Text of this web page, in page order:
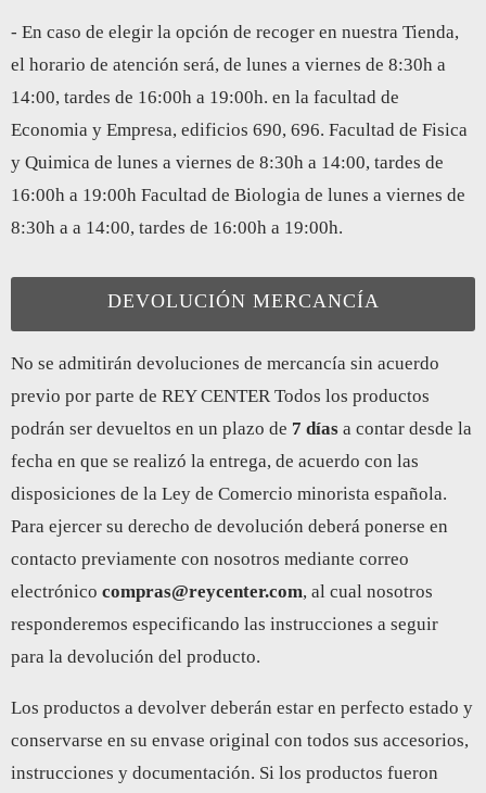
- En caso de elegir la opción de recoger en nuestra Tienda,
el horario de atención será, de lunes a viernes de 8:30h a
14:00, tardes de 16:00h a 19:00h. en la facultad de
Economia y Empresa, edificios 690, 696. Facultad de Fisica
y Quimica de lunes a viernes de 8:30h a 14:00, tardes de
16:00h a 19:00h Facultad de Biologia de lunes a viernes de
8:30h a a 14:00, tardes de 16:00h a 19:00h.
DEVOLUCIÓN MERCANCÍA
No se admitirán devoluciones de mercancía sin acuerdo
previo por parte de REY CENTER Todos los productos
podrán ser devueltos en un plazo de 7 días a contar desde la
fecha en que se realizó la entrega, de acuerdo con las
disposiciones de la Ley de Comercio minorista española.
Para ejercer su derecho de devolución deberá ponerse en
contacto previamente con nosotros mediante correo
electrónico compras@reycenter.com, al cual nosotros
responderemos especificando las instrucciones a seguir
para la devolución del producto.
Los productos a devolver deberán estar en perfecto estado y
conservarse en su envase original con todos sus accesorios,
instrucciones y documentación. Si los productos fueron